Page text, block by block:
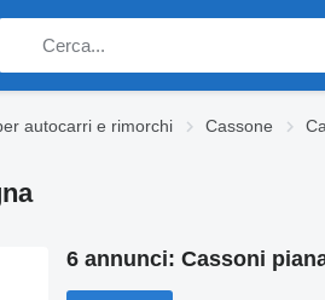
autocarri e rimorchi Cassone
6 annunci: Cassoni